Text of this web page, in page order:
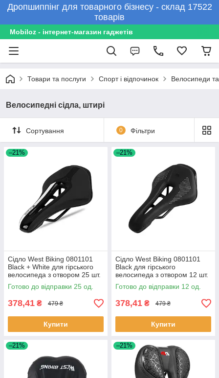
Дропшиппінг для товарного бізнесу - склад 17522
товарів
Mobiloz - інтернет-магазин гаджетів
Товари та послуги Спорт і відпочинок Велосипеди
Велосипедні сідла, штирі
Сортування 0 Фільтри
–21%
Сідло West Biking 0801101
Black + White для гірського
велосипеда з отвором 25 шт.
Готово до відправки 25 од.
378,41 ₴ 479 ₴
Купити
–21%
Сідло West Biking 0801101
Black для гірського
велосипеда з отвором 12 шт.
Готово до відправки 12 од.
378,41 ₴ 479 ₴
Купити
–21% –21%